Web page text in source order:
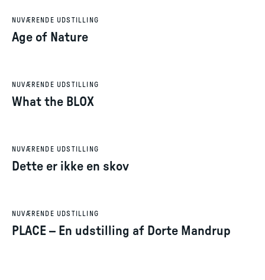
NUVÆRENDE UDSTILLING
Age of Nature
NUVÆRENDE UDSTILLING
What the BLOX
NUVÆRENDE UDSTILLING
Dette er ikke en skov
NUVÆRENDE UDSTILLING
PLACE – En udstilling af Dorte Mandrup